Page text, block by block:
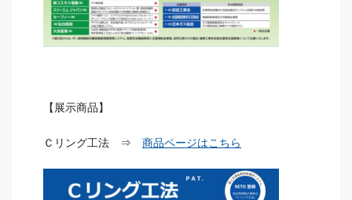
【展示商品】
Ｃリング工法 ⇒ 商品ページはこちら